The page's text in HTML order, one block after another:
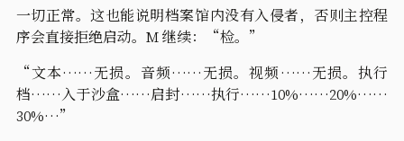
一切正常。这也能说明档案馆内没有入侵者，否则主控程
序会直接拒绝启动。M 继续：“检。”
“文本……无损。音频……无损。视频……无损。执行
档……入于沙盒……启封……执行……10%……20%……
30%…”